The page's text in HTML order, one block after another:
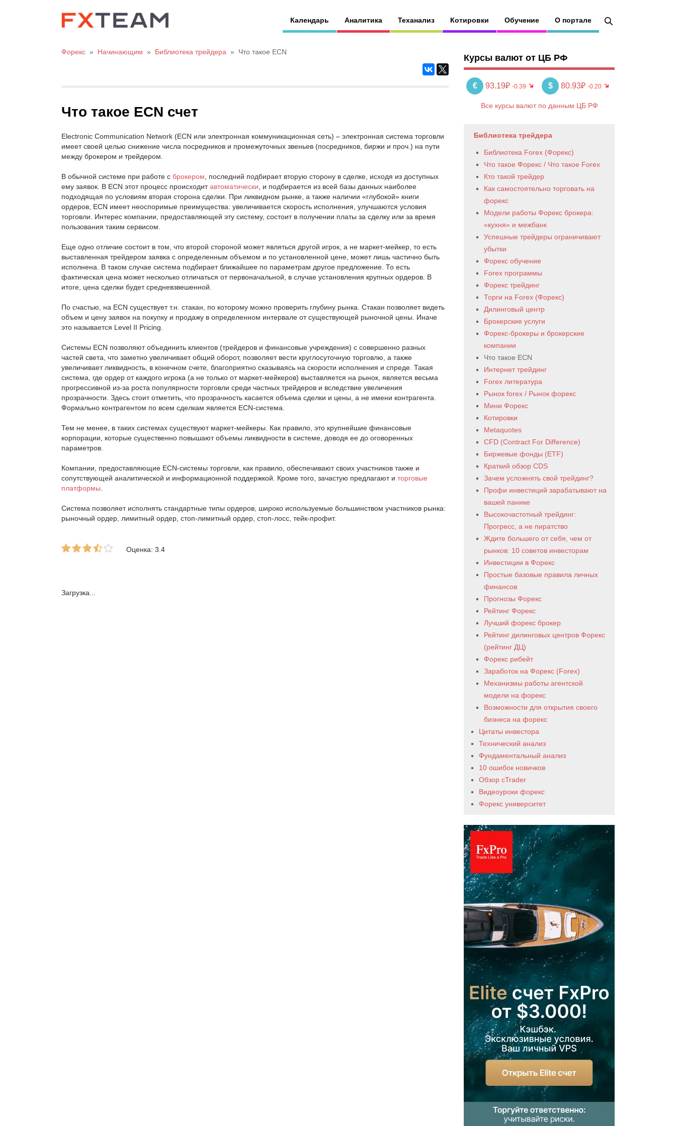
Календарь Аналитика Теханализ Котировки Обучение О портале
Форекс » Начинающим » Библиотека трейдера » Что такое ECN
Что такое ECN счет
Electronic Communication Network (ECN или электронная коммуникационная сеть) – электронная система торговли
имеет своей целью снижение числа посредников и промежуточных звеньев (посредников, биржи и проч.) на пути
между брокером и трейдером.
В обычной системе при работе с брокером , последний подбирает вторую сторону в сделке, исходя из доступных
ему заявок. В ECN этот процесс происходитавтоматически , и подбирается из всей базы данных наиболее
подходящая по условиям вторая сторона сделки. При ликвидном рынке, а также наличии «глубокой» книги
ордеров, ECN имеет неоспоримые преимущества: увеличивается скорость исполнения, улучшаются условия
торговли. Интерес компании, предоставляющей эту систему, состоит в получении платы за сделку или за время
пользования таким сервисом.
Еще одно отличие состоит в том, что второй стороной может являться другой игрок, а не маркет-мейкер, то есть
выставленная трейдером заявка с определенным объемом и по установленной цене, может лишь частично быть
исполнена. В таком случае система подбирает ближайшее по параметрам другое предложение. То есть
фактическая цена может несколько отличаться от первоначальной, в случае установления крупных ордеров. В
итоге, цена сделки будет средневзвешенной.
По счастью, на ECN существует т.н. стакан, по которому можно проверить глубину рынка. Стакан позволяет видеть
объем и цену заявок на покупку и продажу в определенном интервале от существующей рыночной цены. Иначе
это называется Level II Pricing.
Системы ECN позволяют объединить клиентов (трейдеров и финансовые учреждения) с совершенно разных
частей света, что заметно увеличивает общий оборот, позволяет вести круглосуточную торговлю, а также
увеличивает ликвидность, в конечном счете, благоприятно сказываясь на скорости исполнения и спреде. Такая
система, где ордер от каждого игрока (а не только от маркет-мейкеров) выставляется на рынок, является весьма
прогрессивной из-за роста популярности торговли среди частных трейдеров и вследствие увеличения
прозрачности. Здесь стоит отметить, что прозрачность касается объема сделки и цены, а не имени контрагента.
Формально контрагентом по всем сделкам является ECN-система.
Тем не менее, в таких системах существуют маркет-мейкеры. Как правило, это крупнейшие финансовые
корпорации, которые существенно повышают объемы ликвидности в системе, доводя ее до оговоренных
параметров.
Компании, предоставляющие ECN-системы торговли, как правило, обеспечивают своих участников также и
сопутствующей аналитической и информационной поддержкой. Кроме того, зачастую предлагают и торговые
платформы
Система позволяет исполнять стандартные типы ордеров, широко используемые большинством участников рынка:
рыночный ордер, лимитный ордер, стоп-лимитный ордер, стоп-лосс, тейк-профит.
Оценка: 3.4
Загрузка...
Курсы валют от ЦБ РФ
€ 93.19₽ -0.39 $ 80.93₽ -0.20
Все курсы валют по данным ЦБ РФ
Библиотека трейдера
Библиотека Forex (Форекс)
Что такое Форекс / Что такое Forex
Кто такой трейдер
Как самостоятельно торговать на
форекс
Модели работы Форекс брокера:
«кухня» и межбанк
Успешные трейдеры ограничивают
убытки
Форекс обучение
Forex программы
Форекс трейдинг
Торги на Forex (Форекс)
Дилинговый центр
Брокерские услуги
Форекс-брокеры и брокерские
компании
Что такое ECN
Интернет трейдинг
Forex литература
Рынок forex / Рынок форекс
Мини Форекс
Котировки
Metaquotes
CFD (Contract For Difference)
Биржевые фонды (ETF)
Краткий обзор CDS
Зачем усложнять свой трейдинг?
Профи инвестиций зарабатывают на
вашей панике
Высокочастотный трейдинг:
Прогресс, а не пиратство
Ждите большего от себя, чем от
рынков: 10 советов инвесторам
Инвестиции в Форекс
Простые базовые правила личных
финансов
Прогнозы Форекс
Рейтинг Форекс
Лучший форекс брокер
Рейтинг дилинговых центров Форекс
(рейтинг ДЦ)
Форекс рибейт
Заработок на Форекс (Forex)
Механизмы работы агентской
модели на форекс
Возможности для открытия своего
бизнеса на форекс
Цитаты инвестора
Технический анализ
Фундаментальный анализ
10 ошибок новичков
Обзор cTrader
Видеоуроки форекс
Форекс университет